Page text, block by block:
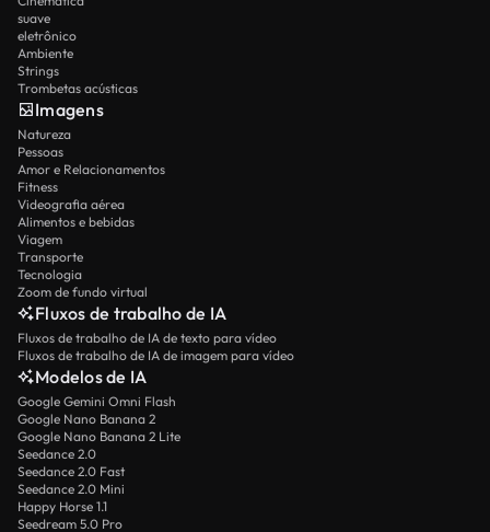
suave
eletrônico
Ambiente
Strings
Trombetas acústicas
Imagens
Natureza
Pessoas
Amor e Relacionamentos
Fitness
Videografia aérea
Alimentos e bebidas
Viagem
Transporte
Tecnologia
Zoom de fundo virtual
Fluxos de trabalho de IA
Fluxos de trabalho de IA de texto para vídeo
Fluxos de trabalho de IA de imagem para vídeo
Modelos de IA
Google Gemini Omni Flash
Google Nano Banana 2
Google Nano Banana 2 Lite
Seedance 2.0
Seedance 2.0 Fast
Seedance 2.0 Mini
Happy Horse 1.1
Seedream 5.0 Pro